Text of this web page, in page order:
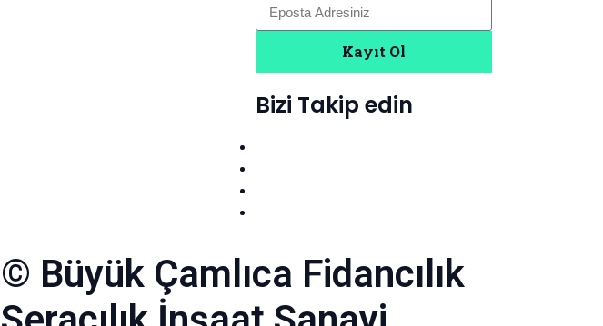
Kayıt Ol
Bizi Takip edin
© Büyük Çamlıca Fidancılık